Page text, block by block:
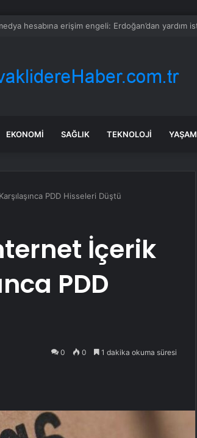
Bilgilendirmesi
EKONOMI SAĞLIK TEKNOLOJI YAŞAM
PDD Hisseleri Düştü
İçerik
PDD
0 0 1 dakika okuma süresi